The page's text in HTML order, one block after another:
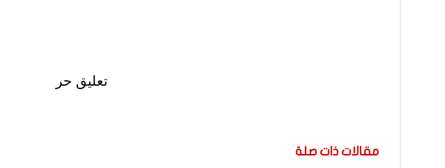
تعليق حر
مقالات ذات صلة